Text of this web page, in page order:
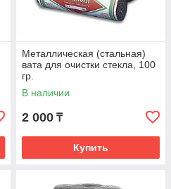
Металлическая (стальная)
вата для очистки стекла, 100
гр.
В наличии
2 000 ₸
Купить